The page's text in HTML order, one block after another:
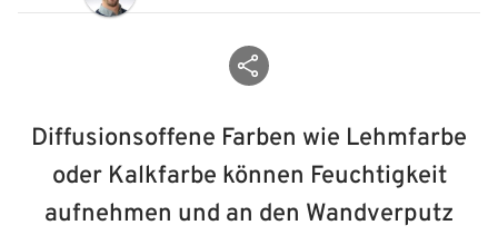
Beitrag teilen
Diffusionsoffene Farben wie Lehmfarbe
oder Kalkfarbe können Feuchtigkeit
aufnehmen und an den Wandverputz